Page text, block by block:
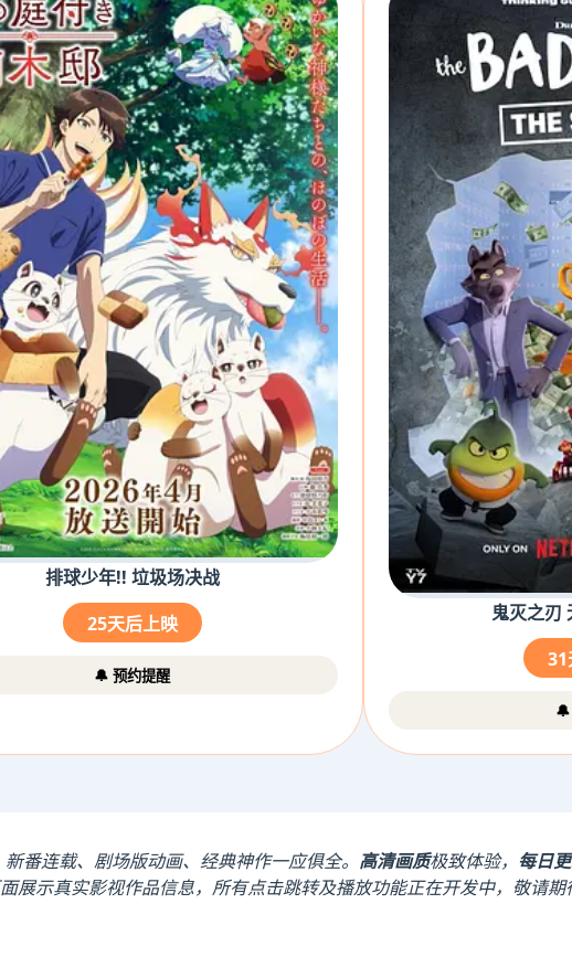
排球少年!! 垃圾场决战
25天后上映
🔔 预约提醒
鬼灭之刃
31
新番连载、剧场版动画、经典神作一应俱全。 高清画质极致体验， 每日
示真实影视作品信息，所有点击跳转及播放功能正在开发中，敬请期